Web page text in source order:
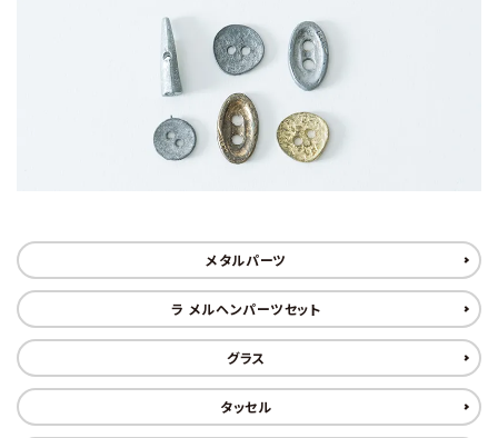
新規会員登録
カテゴリーから探す
WORKSHOP
講座
NEWS
お知らせ
SHOP
店舗
メタルパーツ
ラ メルヘンパーツセット
グラス
タッセル